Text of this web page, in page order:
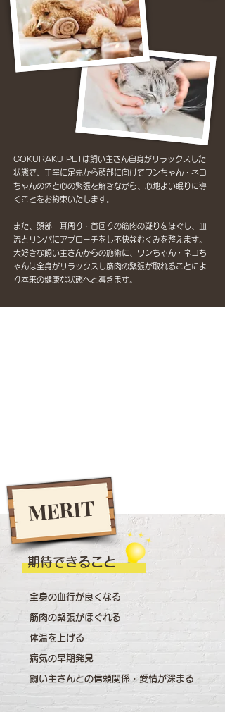
GOKURAKU PETは飼い主さん自身がリラックスした
状態で、丁寧に足先から頭部に向けてワンちゃん・ネコ
ちゃんの体と心の緊張を解きながら、心地よい眠りに導
くことをお約束いたします。
また、頭部・耳周り・首回りの筋肉の凝りをほぐし、血
流とリンパにアプローチをし不快なむくみを整えます。
大好きな飼い主さんからの施術に、ワンちゃん・ネコち
ゃんは全身がリラックスし筋肉の緊張が取れることによ
り本来の健康な状態へと導きます。
MERIT
​期待できること
全身の血行が良くなる
筋肉の緊張がほぐれる
体温を上げる
病気の早期発見
飼い主さんとの信頼関係・愛情が深まる